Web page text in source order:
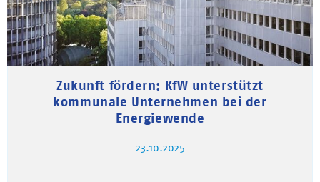
Zukunft fördern: KfW unterstützt
kommunale Unternehmen bei der
Energiewende
23.10.2025